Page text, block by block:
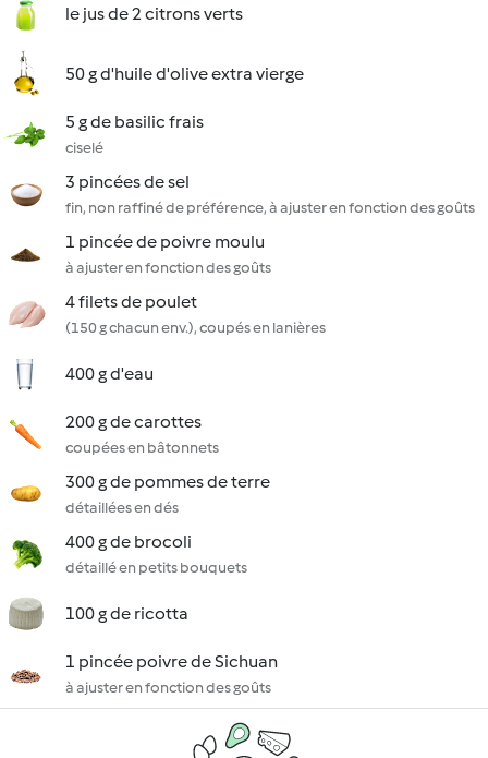
le jus de 2 citrons verts
50 g d'huile d'olive extra vierge
5 g de basilic frais
ciselé
3 pincées de sel
fin, non raffiné de préférence, à ajuster en fonction des goûts
1 pincée de poivre moulu
à ajuster en fonction des goûts
4 filets de poulet
(150 g chacun env.), coupés en lanières
400 g d'eau
200 g de carottes
coupées en bâtonnets
300 g de pommes de terre
détaillées en dés
400 g de brocoli
détaillé en petits bouquets
100 g de ricotta
1 pincée poivre de Sichuan
à ajuster en fonction des goûts